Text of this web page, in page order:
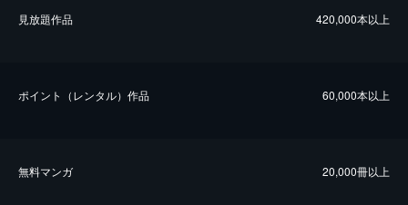
⾒放題作品 420,000本以上
ポイント（レンタル）作品 60,000本以上
無料マンガ 20,000冊以上